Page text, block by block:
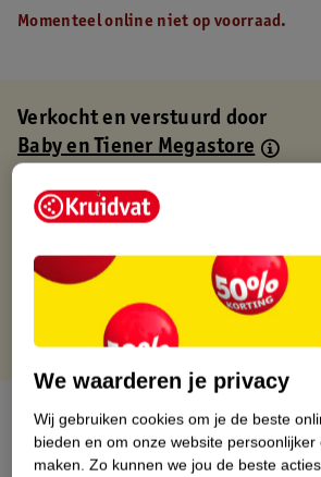
Momenteel online niet op voorraad.
Verkocht en verstuurd door
Baby en Tiener Megastore
Binnen 1 werkdag verstuurd
Gratis thuisbezorgd
Gratis punten met je Kruidvat kaart
Over dit product
Productinformatie
We waarderen je privacy
Wij gebruiken cookies om je de beste
bieden en om onze website persoonlijker
maken. Zo kunnen we jou de beste